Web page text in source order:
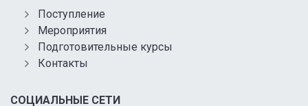
Поступление
Мероприятия
Подготовительные курсы
Контакты
СОЦИАЛЬНЫЕ СЕТИ